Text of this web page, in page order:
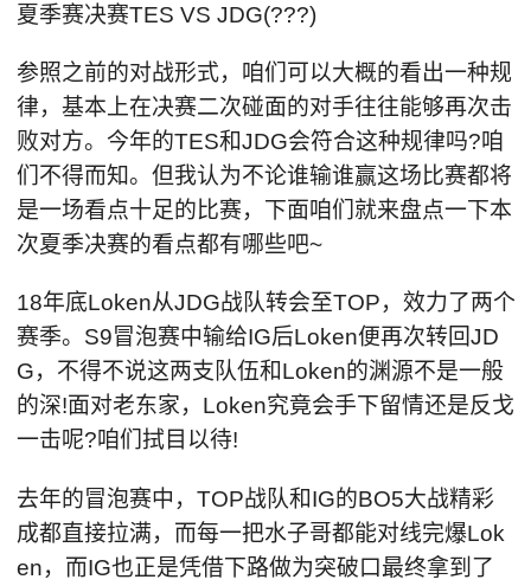
夏季赛决赛TES VS JDG(???)
参照之前的对战形式，咱们可以大概的看出一种规
律，基本上在决赛二次碰面的对手往往能够再次击
败对方。今年的TES和JDG会符合这种规律吗?咱
们不得而知。但我认为不论谁输谁赢这场比赛都将
是一场看点十足的比赛，下面咱们就来盘点一下本
次夏季决赛的看点都有哪些吧~
18年底Loken从JDG战队转会至TOP，效力了两个
赛季。S9冒泡赛中输给IG后Loken便再次转回JD
G，不得不说这两支队伍和Loken的渊源不是一般
的深!面对老东家，Loken究竟会手下留情还是反戈
一击呢?咱们拭目以待!
去年的冒泡赛中，TOP战队和IG的BO5大战精彩
成都直接拉满，而每一把水子哥都能对线完爆Lok
en，而IG也正是凭借下路做为突破口最终拿到了